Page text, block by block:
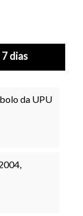
dias
da UPU